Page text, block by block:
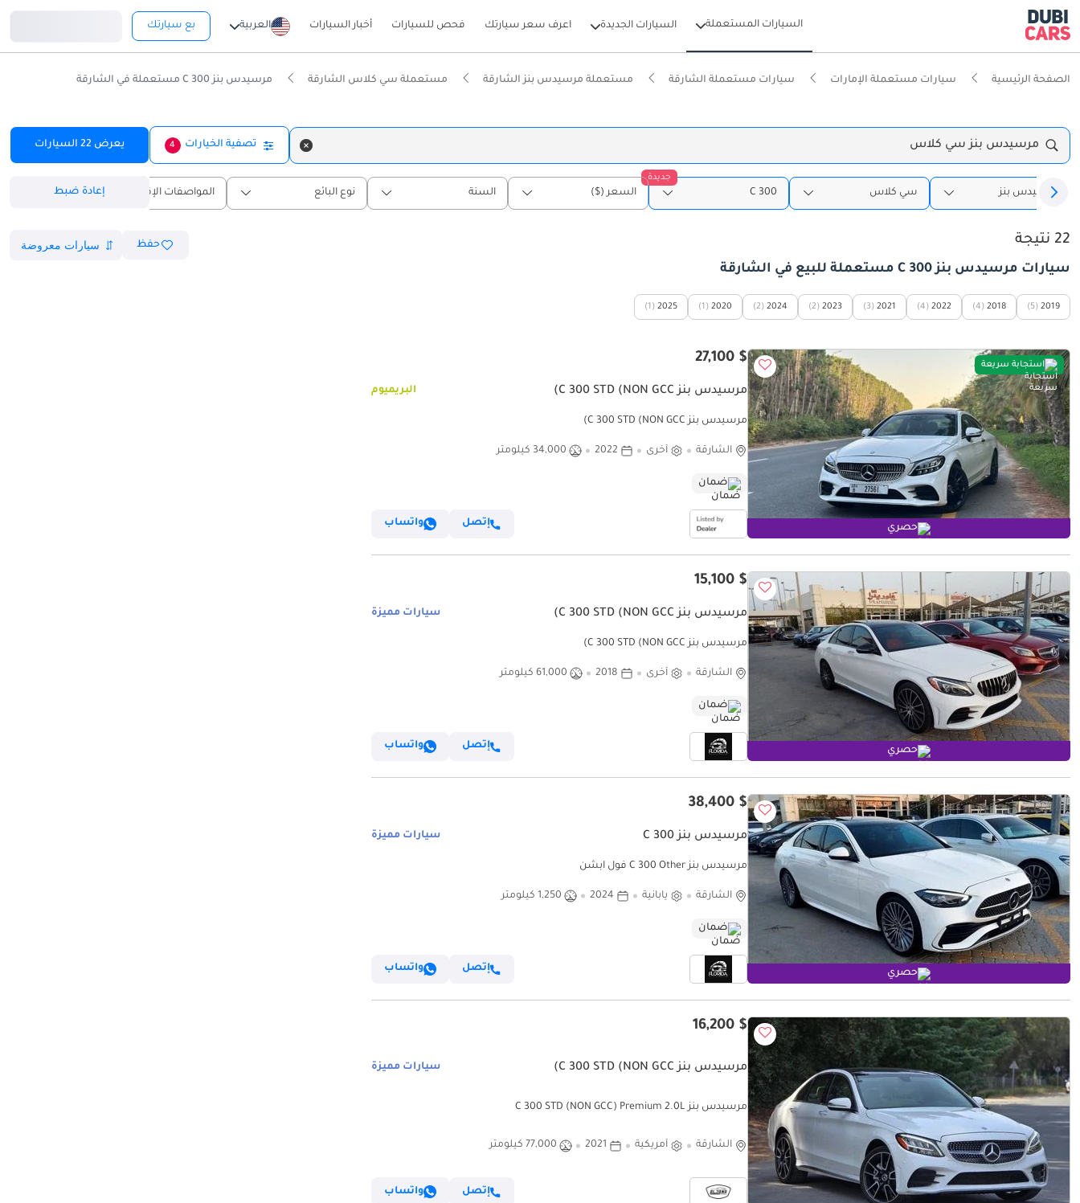
السيارات المستعملة السيارات الجديدة اعرف سعر سيارتك فحص للسيارات أخبار السيارات العربية بع سيارتك
الصفحة الرئيسية سيارات مستعملة الإمارات سيارات مستعملة الشارقة مستعملة مرسيدس بنز الشارقة مستعملة سي كلاس الشارقة مرسيدس بنز C 300 مستعملة في الشارقة
مرسيدس بنز سي كلاس تصفية الخيارات 4 يعرض 22 السيارات
مرسيدس بنز سي كلاس
جديدة
C 300 السعر ($) السنة نوع البائع المواصفات الإقليمية إعادة ضبط
22 نتيجة حفظ
سيارات مرسيدس بنز C 300 مستعملة للبيع في الشارقة
2019
(5)
2018
(4)
2022
(4)
2021
(3)
2023
(2)
2024
(2)
2020
(1)
2025
(1)
استجابة سريعة
حصري
$ 27,100
مرسيدس بنز C 300 STD (NON GCC) البريميوم
مرسيدس بنز C 300 STD (NON GCC)
الشارقة أخرى 2022 34,000 كيلومتر
ضمان
إتصل واتساب
حصري
$ 15,100
مرسيدس بنز C 300 STD (NON GCC) سيارات مميزة
مرسيدس بنز C 300 STD (NON GCC)
الشارقة أخرى 2018 61,000 كيلومتر
ضمان
إتصل واتساب
حصري
$ 38,400
مرسيدس بنز C 300 سيارات مميزة
مرسيدس بنز C 300 Other فول ابشن
الشارقة يابانية 2024 1,250 كيلومتر
ضمان
إتصل واتساب
$ 16,200
مرسيدس بنز C 300 STD (NON GCC) سيارات مميزة
مرسيدس بنز C 300 STD (NON GCC) Premium 2.0L
الشارقة أمريكية 2021 77,000 كيلومتر
إتصل واتساب